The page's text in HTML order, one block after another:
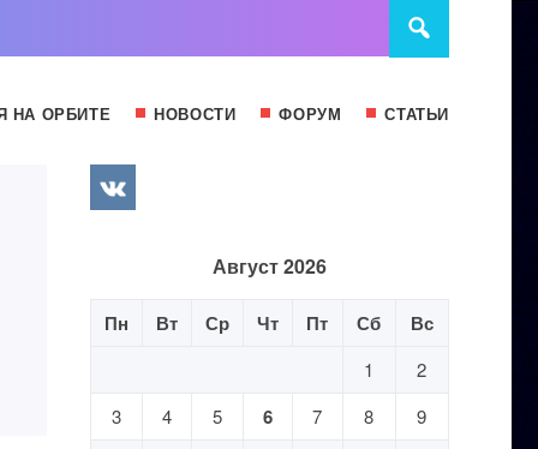
НА ОРБИТЕ НОВОСТИ ФОРУМ СТАТЬИ
Август 2026
Пн Вт Ср Чт Пт Сб Вс
1
2
3
4 5 6 7 8
9